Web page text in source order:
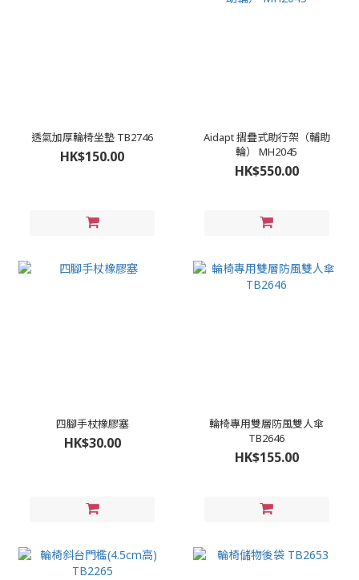
透氣加厚輪椅坐墊 TB2746
HK$150.00
Aidapt 摺疊式助行架（輔助
輪） MH2045
HK$550.00
四腳手杖橡膠塞
HK$30.00
輪椅專用雙層防風雙人傘
TB2646
HK$155.00